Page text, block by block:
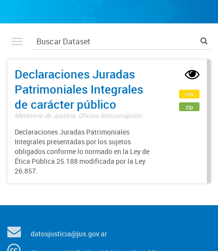
Declaraciones Juradas
Patrimoniales Integrales
de carácter público
Ministerio de Justicia. Oficina Anticorrupción.
Declaraciones Juradas Patrimoniales
Integrales presentadas por los sujetos
obligados conforme lo normado en la Ley de
Ética Pública 25.188 modificada por la Ley
26.857.
csv
zip
datosjusticia@jus.gov.ar